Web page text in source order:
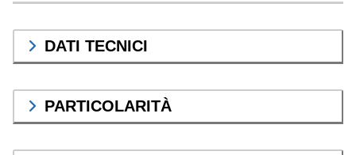
DATI TECNICI
PARTICOLARITÀ